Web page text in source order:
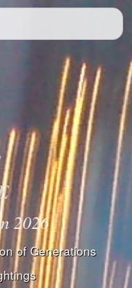
2026
of Generations